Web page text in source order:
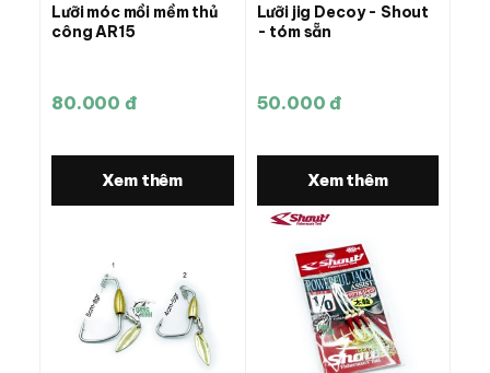
Lưỡi móc mồi mềm thủ
công AR15
80.000 đ
Xem thêm
Lưỡi jig Decoy - Shout
- tóm sẵn
50.000 đ
Xem thêm